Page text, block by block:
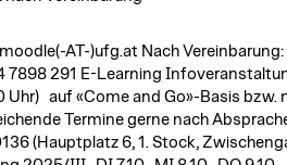
AT-)ufg.at Nach Vereinbarung:
7898 291 E-Learning
auf «Come and Go»-Basis bzw.
Termine gerne nach
(Hauptplatz 6, 1. Stock,